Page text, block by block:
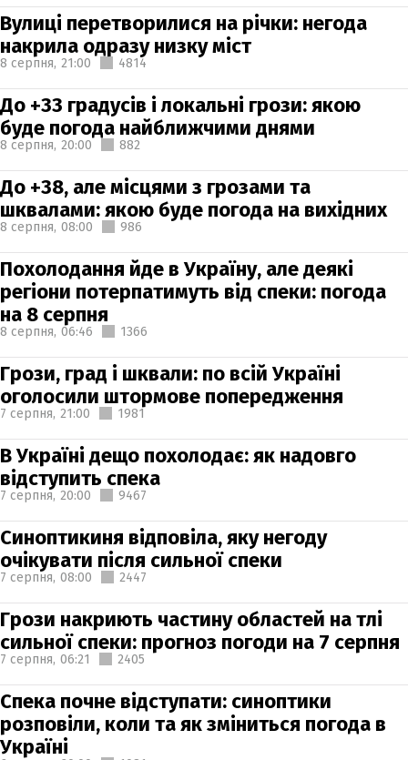
Вулиці перетворилися на річки: негода
накрила одразу низку міст
8 серпня, 21:00 4814
До +33 градусів і локальні грози: якою
буде погода найближчими днями
8 серпня, 20:00 882
До +38, але місцями з грозами та
шквалами: якою буде погода на вихідних
8 серпня, 08:00 986
Похолодання йде в Україну, але деякі
регіони потерпатимуть від спеки: погода
на 8 серпня
8 серпня, 06:46 1366
Грози, град і шквали: по всій Україні
оголосили штормове попередження
7 серпня, 21:00 1981
В Україні дещо похолодає: як надовго
відступить спека
7 серпня, 20:00 9467
Синоптикиня відповіла, яку негоду
очікувати після сильної спеки
7 серпня, 08:00 2447
Грози накриють частину областей на тлі
сильної спеки: прогноз погоди на 7 серпня
7 серпня, 06:21 2405
Спека почне відступати: синоптики
розповіли, коли та як зміниться погода в
Україні